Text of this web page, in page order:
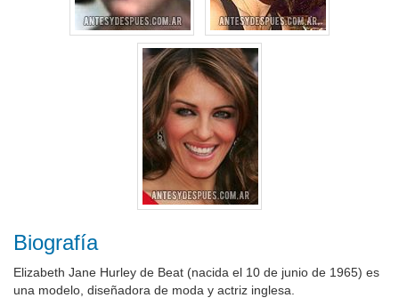
Biografía
Elizabeth Jane Hurley de Beat (nacida el 10 de junio de 1965) es
una modelo, diseñadora de moda y actriz inglesa.